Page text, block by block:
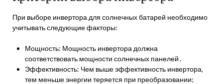
При выборе инвертора для солнечных батарей необходимо
учитывать следующие факторы:
Мощность: Мощность инвертора должна
соответствовать мощности солнечных панелей․
Эффективность: Чем выше эффективность инвертора‚
тем меньше энергии теряется при преобразовании;